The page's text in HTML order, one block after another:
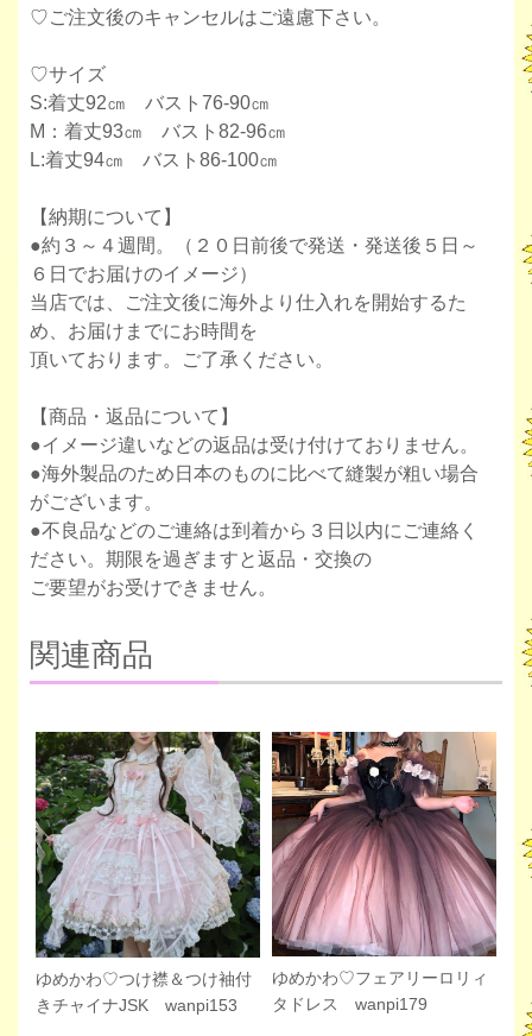
♡ご注文後のキャンセルはご遠慮下さい。
♡サイズ
S:着丈92㎝ バスト76-90㎝
M：着丈93㎝ バスト82-96㎝
L:着丈94㎝ バスト86-100㎝
【納期について】
●約３～４週間。（２０日前後で発送・発送後５日～
６日でお届けのイメージ）
当店では、ご注文後に海外より仕入れを開始するた
め、お届けまでにお時間を
頂いております。ご了承ください。
【商品・返品について】
●イメージ違いなどの返品は受け付けておりません。
●海外製品のため日本のものに比べて縫製が粗い場合
がございます。
●不良品などのご連絡は到着から３日以内にご連絡く
ださい。期限を過ぎますと返品・交換の
ご要望がお受けできません。
関連商品
ゆめかわ♡つけ襟＆つけ袖付
きチャイナJSK wanpi153
ゆめかわ♡フェアリーロリィ
タドレス wanpi179